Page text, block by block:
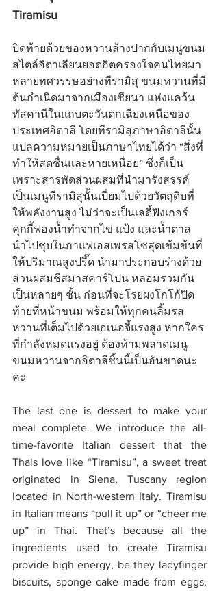
Tiramisu
ปิดท้ายด้วยของหวานล้างปากกับเมนูขนม
สไตล์อิตาเลียนยอดฮิตครองใจคนไทยมา
หลายทศวรรษอย่างทีรามิสุ ขนมหวานที่มี
ต้นกำเนิดมาจากเมืองเซียนา แห่งแคว้น
ทัสคานีในแถบตะวันตกเฉียงเหนือของ
ประเทศอิตาลี โดยทีรามิสุภาษาอิตาลีนั้น
แปลความหมายเป็นภาษาไทยได้ว่า “สิ่งที่
ทำให้สดชื่นและหายเหนื่อย” ซึ่งก็เป็น
เพราะสารพัดส่วนผสมที่นำมารังสรรค์
เป็นเมนูทีรามิสุนั้นเปี่ยมไปด้วยวัตถุดิบที่
ให้พลังงานสูง ไม่ว่าจะเป็นเลดี้ฟิงเกอร์
คุกกี้ฟองน้ำทำจากไข่ แป้ง และน้ำตาล
นำไปชุบในกาแฟเอสเพรสโซสุดเข้มข้นที่
ให้ปริมาณสูงปรี๊ด นำมาประกอบร่างด้วย
ส่วนผสมชีสมาสคาร์โปน หลอมรวมกัน
เป็นหลายๆ ชั้น ก่อนที่จะโรยผงโกโก้ปิด
ท้ายที่หน้าขนม พร้อมให้ทุกคนลิ้มรส
หวานที่เต็มไปด้วยเอเนอจี้แรงสูง หากใคร
ที่กำลังหมดแรงอยู่ ต้องห้ามพลาดเมนู
ขนมหวานจากอิตาลีชิ้นนี้เป็นอันขาดนะ
คะ
The last one is dessert to make your
meal complete. We introduce the all-
time-favorite Italian dessert that the
Thais love like “Tiramisu”, a sweet treat
originated in Siena, Tuscany region
located in North-western Italy. Tiramisu
in Italian means “pull it up” or “cheer me
up” in Thai. That’s because all the
ingredients used to create Tiramisu
provide high energy, be they ladyfinger
biscuits, sponge cake made from eggs,